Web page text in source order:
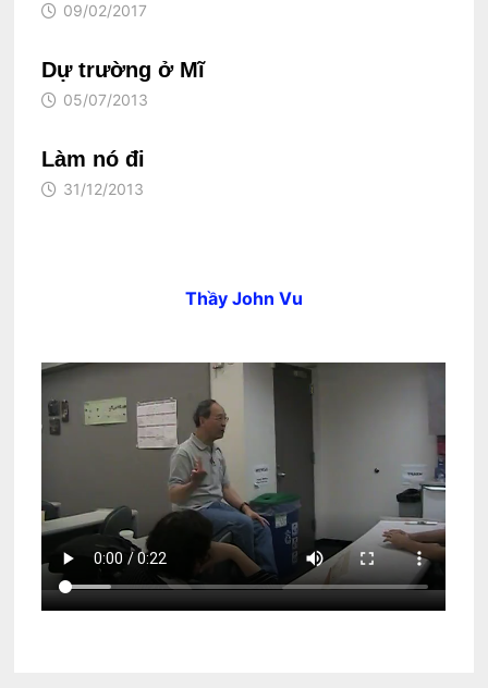
09/02/2017
Dự trường ở Mĩ
05/07/2013
Làm nó đi
31/12/2013
Thầy John Vu